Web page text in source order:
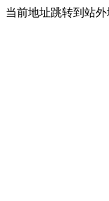
当前地址跳转到站